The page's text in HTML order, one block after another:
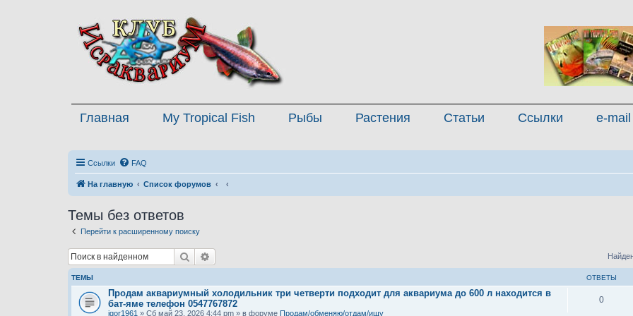
Главная My Tropical Fish Рыбы Растения Статьи Ссылки e-mail
Ссылки FAQ
На главную Список форумов
Темы без ответов
Перейти к расширенному поиску
Поиск
ТЕМЫ ОТВЕТЫ
Продам аквариумный холодильник три четверти подходит для аквариума до 600 л находится в
бат-яме телефон 0547767872
igor1961 » Сб май 23, 2026 4:44 pm » в форуме Продам/обменяю/отдам/ищу
0